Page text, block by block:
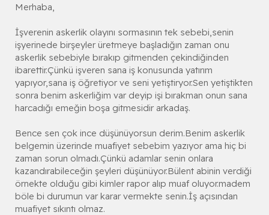
Merhaba,
İşverenin askerlik olayını sormasının tek sebebi,senin
işyerinede birşeyler üretmeye başladığın zaman onu
askerlik sebebiyle bırakıp gitmenden çekindiğinden
ibarettir.Çünkü işveren sana iş konusunda yatırım
yapıyor,sana iş öğretiyor ve seni yetiştiryor.Sen yetiştikten
sonra benim askerliğim var deyip işi bırakman onun sana
harcadığı emeğin boşa gitmesidir arkadaş.
Bence sen çok ince düşünüyorsun derim.Benim askerlik
belgemin üzerinde muafiyet sebebim yazıyor ama hiç bi
zaman sorun olmadı.Çünkü adamlar senin onlara
kazandırabileceğin şeyleri düşünüyor.Bülent abinin verdiği
örnekte olduğu gibi kimler rapor alıp muaf oluyor.madem
böle bi durumun var karar vermekte senin.İş açısından
muafiyet sıkıntı olmaz.